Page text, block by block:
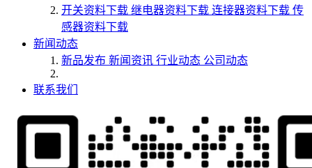
开关资料下载 继电器资料下载 连接器资料下载 传
感器资料下载
新闻动态
新品发布 新闻资讯 行业动态 公司动态
联系我们